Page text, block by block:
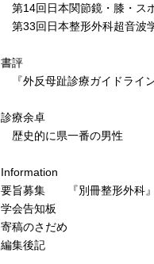
第14回日本関節鏡・膝・
第33回日本整形外科超音
書評
『外反母趾診療ガイドラ
診療余卓
歴史的に県一番の男性
Information
要旨募集 『別冊整形外科』
学会告知板
寄稿のさだめ
編集後記